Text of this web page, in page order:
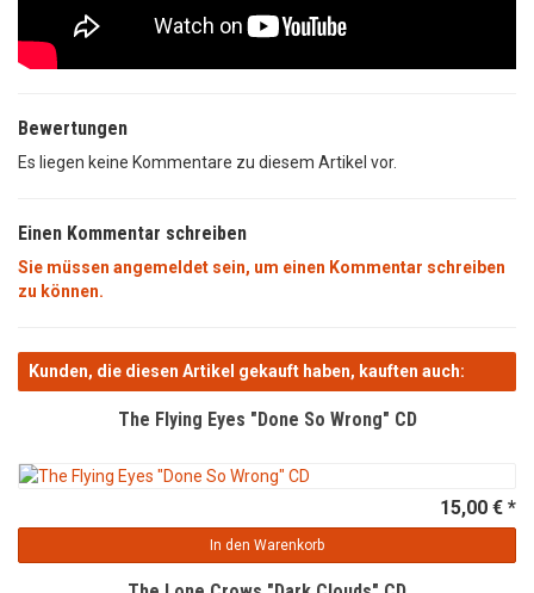
Bewertungen
Es liegen keine Kommentare zu diesem Artikel vor.
Einen Kommentar schreiben
Sie müssen angemeldet sein, um einen Kommentar schreiben
zu können.
Kunden, die diesen Artikel gekauft haben, kauften auch:
The Flying Eyes "Done So Wrong" CD
15,00 € *
In den Warenkorb